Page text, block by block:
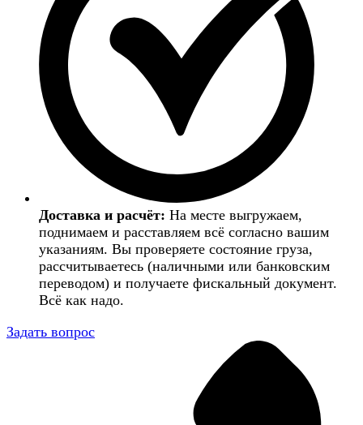
Доставка и расчёт: На месте выгружаем,
поднимаем и расставляем всё согласно вашим
указаниям. Вы проверяете состояние груза,
рассчитываетесь (наличными или банковским
переводом) и получаете фискальный документ.
Всё как надо.
Задать вопрос